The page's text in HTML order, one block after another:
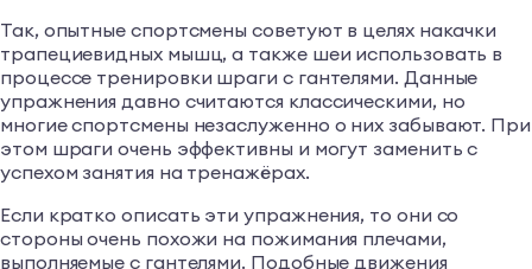
Так, опытные спортсмены советуют в целях накачки
трапециевидных мышц, а также шеи использовать в
процессе тренировки шраги с гантелями. Данные
упражнения давно считаются классическими, но
многие спортсмены незаслуженно о них забывают. При
этом шраги очень эффективны и могут заменить с
успехом занятия на тренажёрах.
Если кратко описать эти упражнения, то они со
стороны очень похожи на пожимания плечами,
выполняемые с гантелями. Подобные движения